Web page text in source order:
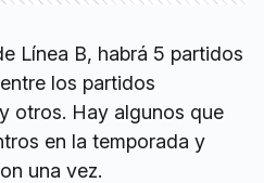
Línea B, habrá 5 partidos
los partidos
otros. Hay algunos que
en la temporada y
una vez.